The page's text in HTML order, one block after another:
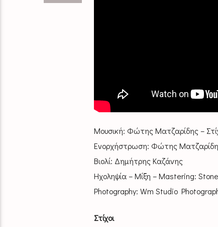
Μουσική: Φώτης Ματζαρίδης –
Ενορχήστρωση: Φώτης
Βιολί: Δημήτρης Καζάνης
Ηχοληψία – Μίξη – Mastering:
Photography: Wm Studio
Στίχοι